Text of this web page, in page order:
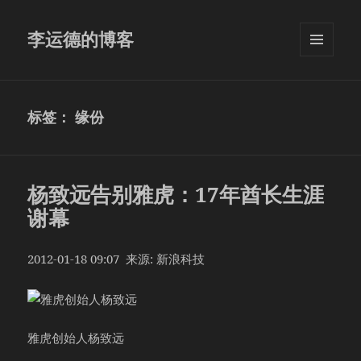
李运德的博客
标签：缘份
杨致远告别雅虎：17年酋长生涯
谢幕
2012-01-18 09:07 来源: 新浪科技
雅虎创始人杨致远